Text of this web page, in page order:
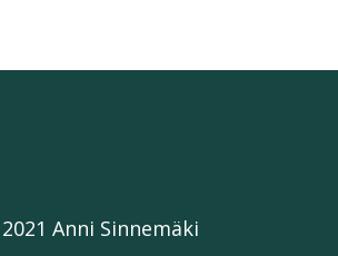
Anni Sinnemäki